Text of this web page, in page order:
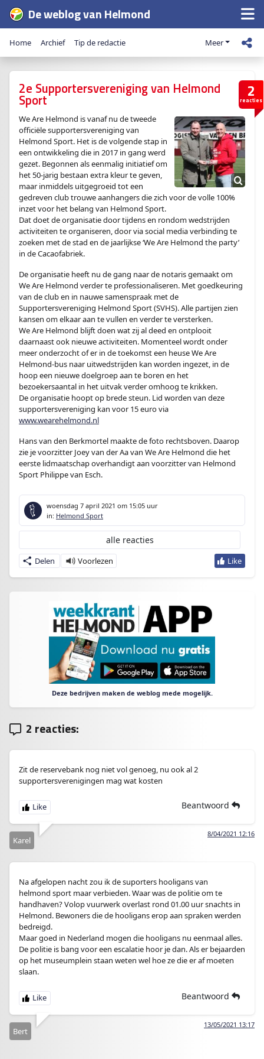
De weblog van Helmond
Home Archief Tip de redactie Meer
2
reacties
2e Supportersvereniging van Helmond
Sport
We Are Helmond is vanaf nu de tweede
officiële supportersvereniging van
Helmond Sport. Het is de volgende stap in
een ontwikkeling die in 2017 in gang werd
gezet. Begonnen als eenmalig initiatief om
het 50-jarig bestaan extra kleur te geven,
maar inmiddels uitgegroeid tot een
gedreven club trouwe aanhangers die zich voor de volle 100%
inzet voor het belang van Helmond Sport.
Dat doet de organisatie door tijdens en rondom wedstrijden
activiteiten te organiseren, door via social media verbinding te
zoeken met de stad en de jaarlijkse ‘We Are Helmond the party’
in de Cacaofabriek.
De organisatie heeft nu de gang naar de notaris gemaakt om
We Are Helmond verder te professionaliseren. Met goedkeuring
van de club en in nauwe samenspraak met de
Supportersvereniging Helmond Sport (SVHS). Alle partijen zien
kansen om elkaar aan te vullen en verder te versterken.
We Are Helmond blijft doen wat zij al deed en ontplooit
daarnaast ook nieuwe activiteiten. Momenteel wordt onder
meer onderzocht of er in de toekomst een heuse We Are
Helmond-bus naar uitwedstrijden kan worden ingezet, in de
hoop een nieuwe doelgroep aan te boren en het
bezoekersaantal in het uitvak verder omhoog te krikken.
De organisatie hoopt op brede steun. Lid worden van deze
supportersvereniging kan voor 15 euro via
www.wearehelmond.nl
Hans van den Berkmortel maakte de foto rechtsboven. Daarop
zie je voorzitter Joey van der Aa van We Are Helmond die het
eerste lidmaatschap overhandigt aan voorzitter van Helmond
Sport Philippe van Esch.
woensdag 7 april 2021 om 15:05 uur
in: Helmond Sport
Delen
alle reacties
Deze bedrijven maken de weblog mede mogelijk.
2 reacties:
Zit de reservebank nog niet vol genoeg, nu ook al 2
supportersverenigingen mag wat kosten
Beantwoord
8/04/2021 12:16
Karel
Na afgelopen nacht zou ik de suporters hooligans van
helmond sport maar verbieden. Waar was de politie om te
handhaven? Volop vuurwerk overlast rond 01.00 uur snachts in
Helmond. Bewoners die de hooligans erop aan spraken werden
bedreigd.
Maar goed in Nederland mogen die hooligans nu eenmaal alles.
De politie is bang voor een escalatie hoor je dan. Als er bejaarden
op het museumplein staan weten wel hoe ze die er af moeten
slaan.
Beantwoord
13/05/2021 13:17
Bert